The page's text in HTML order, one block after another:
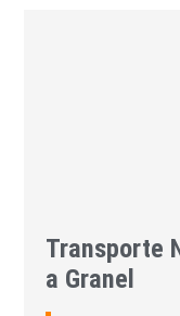
Transporte
a Granel